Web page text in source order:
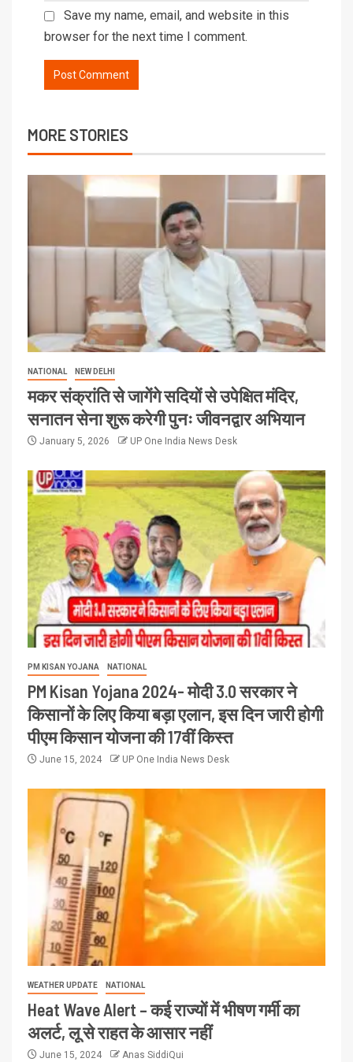
Save my name, email, and website in this
browser for the next time I comment.
MORE STORIES
NATIONAL NEW DELHI
मकर संक्रांति से जागेंगे सदियों से उपेक्षित मंदिर,
सनातन सेना शुरू करेगी पुनः जीवनद्वार अभियान
January 5, 2026 UP One India News Desk
PM KISAN YOJANA NATIONAL
PM Kisan Yojana 2024- मोदी 3.0 सरकार ने
किसानों के लिए किया बड़ा एलान, इस दिन जारी होगी
पीएम किसान योजना की 17वीं किस्त
June 15, 2024 UP One India News Desk
WEATHER UPDATE NATIONAL
Heat Wave Alert – कई राज्यों में भीषण गर्मी का
अलर्ट, लू से राहत के आसार नहीं
June 15, 2024 Anas SiddiQui